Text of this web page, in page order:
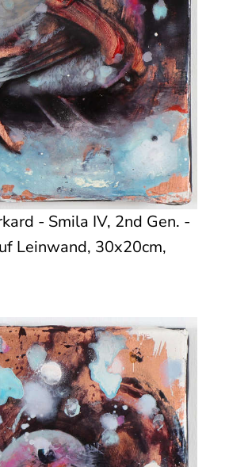
- Smila IV, 2nd Gen. -
Leinwand, 30x20cm,